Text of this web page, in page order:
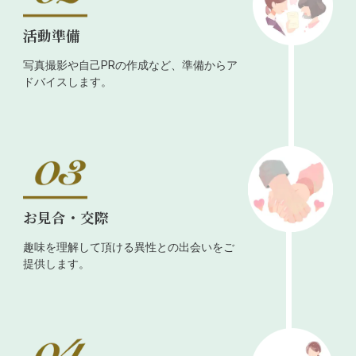
活動準備
写真撮影や自己PRの作成など、準備からア
ドバイスします。
お見合・交際
趣味を理解して頂ける異性との出会いをご
提供します。